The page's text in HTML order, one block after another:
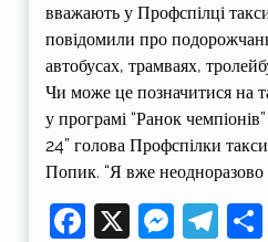
вважають у Профспілці
повідомили про
автобусах, трамваях,
Чи може це позначитися на
у програмі “Ранок
24” голова Профспілки
Попик. “Я вже неодноразово
Facebook
X